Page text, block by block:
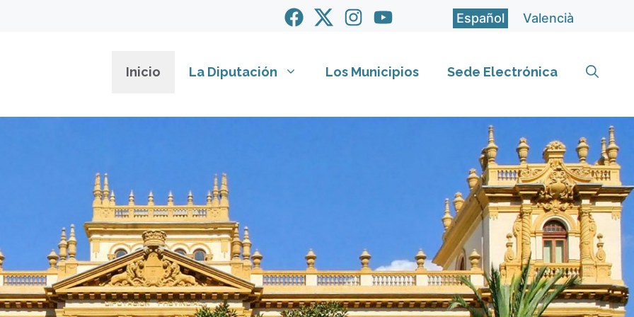
Español Valencià
Inicio La Diputación Los Municipios Sede Electrónica